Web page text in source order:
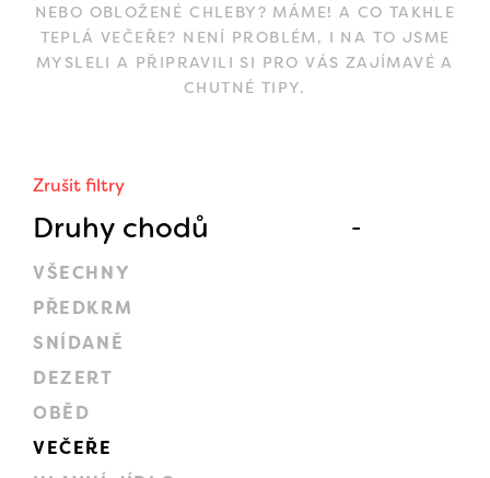
Zrušit filtry
Druhy chodů
VŠECHNY
PŘEDKRM
SNÍDANĚ
DEZERT
OBĚD
VEČEŘE
NEBO OBLOŽENÉ CHLEBY? MÁME! A CO TAKHLE
TEPLÁ VEČEŘE? NENÍ PROBLÉM, I NA TO JSME
MYSLELI A PŘIPRAVILI SI PRO VÁS ZAJÍMAVÉ A
CHUTNÉ TIPY.